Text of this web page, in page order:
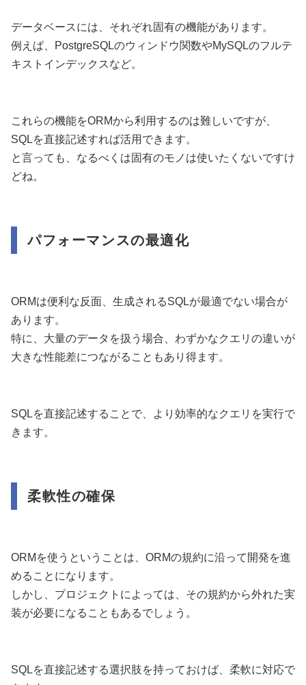
データベースには、それぞれ固有の機能があります。
例えば、PostgreSQLのウィンドウ関数やMySQLのフルテ
キストインデックスなど。
これらの機能をORMから利用するのは難しいですが、
SQLを直接記述すれば活用できます。
と言っても、なるべくは固有のモノは使いたくないですけ
どね。
パフォーマンスの最適化
ORMは便利な反面、生成されるSQLが最適でない場合が
あります。
特に、大量のデータを扱う場合、わずかなクエリの違いが
大きな性能差につながることもあり得ます。
SQLを直接記述することで、より効率的なクエリを実行で
きます。
柔軟性の確保
ORMを使うということは、ORMの規約に沿って開発を進
めることになります。
しかし、プロジェクトによっては、その規約から外れた実
装が必要になることもあるでしょう。
SQLを直接記述する選択肢を持っておけば、柔軟に対応で